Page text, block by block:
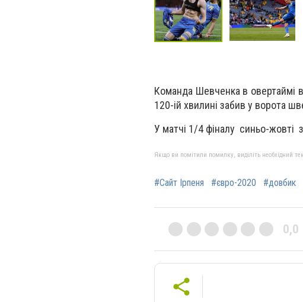
Команда Шевченка в овертаймі
120-ій хвилині забив у ворота
У матчі 1/4 фіналу синьо-жовті
Якщо ви помітили помилку, виділіть необхідний
#Сайт Ірпеня #євро-2020 #довбик
0,0